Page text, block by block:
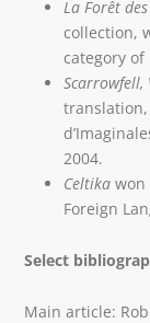
La Forêt
collection,
category of
Scarrowfell,
2004.
Celtika won
Foreign
Select
Main article: